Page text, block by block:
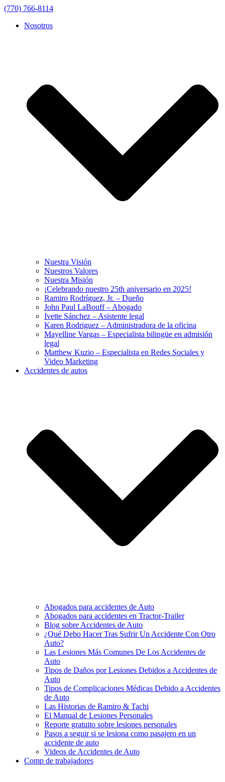
(770) 766-8114
Nosotros
Nuestra Visión
Nuestros Valores
Nuestra Misión
¡Celebrando nuestro 25th aniversario en 2025!
Ramiro Rodríguez, Jr. – Dueño
John Paul LaBouff – Abogado
Ivette Sánchez – Asistente legal
Karen Rodriguez – Administradora de la oficina
Mayelline Vargas – Especialista bilingüe en admisión
legal
Matthew Kuzio – Especialista en Redes Sociales y
Video Marketing
Accidentes de autos
Abogados para accidentes de Auto
Abogados para accidentes en Tractor-Trailer
Blog sobre Accidentes de Auto
¿Qué Debo Hacer Tras Sufrir Un Accidente Con Otro
Auto?
Las Lesiones Más Comunes De Los Accidentes de
Auto
Tipos de Daños por Lesiones Debidos a Accidentes de
Auto
Tipos de Complicaciones Médicas Debido a Accidentes
de Auto
Las Historias de Ramiro & Tachi
El Manual de Lesiones Personales
Reporte gratuito sobre lesiones personales
Pasos a seguir si se lesiona como pasajero en un
accidente de auto
Videos de Accidentes de Auto
Comp de trabajadores